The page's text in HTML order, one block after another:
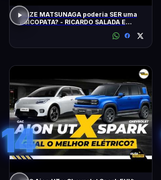
ELIZE MATSUNAGA poderia SER uma
PSICOPATA? - RICARDO SALADA E
14